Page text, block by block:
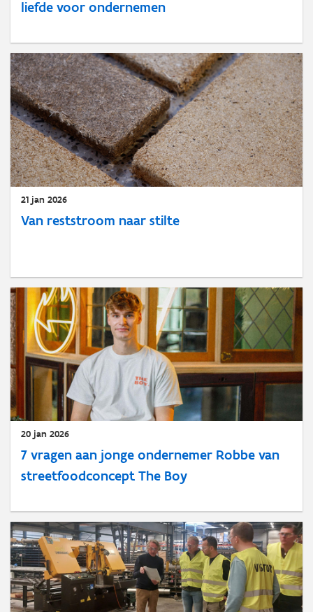
liefde voor ondernemen
21 jan 2026
Van reststroom naar stilte
20 jan 2026
7 vragen aan jonge ondernemer Robbe van
streetfoodconcept The Boy